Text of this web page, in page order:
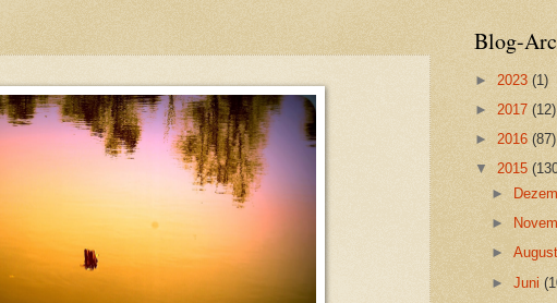
Blog-
► 2023 (1)
► 2017 (12)
► 2016 (87)
▼ 2015
►
►
►
►Juni